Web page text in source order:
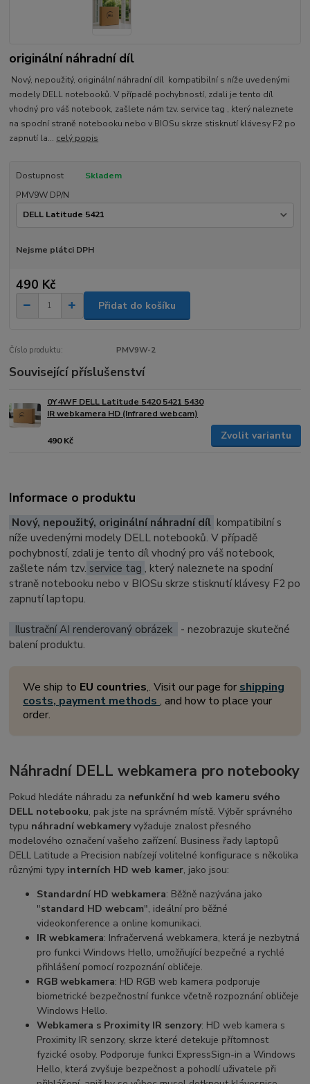
originální náhradní díl
Nový, nepoužitý, originální náhradní díl kompatibilní s níže uvedenými
modely DELL notebooků. V případě pochybností, zdali je tento díl
vhodný pro váš notebook, zašlete nám tzv. service tag , který naleznete
na spodní straně notebooku nebo v BIOSu skrze stisknutí klávesy F2 po
zapnutí la... celý popis
Dostupnost
Skladem
PMV9W DP/N
Nejsme plátci DPH
490 Kč
Přidat do košíku
Číslo produktu: PMV9W-2
Související příslušenství
0Y4WF DELL Latitude 5420 5421 5430
IR webkamera HD (Infrared webcam)
490 Kč Zvolit variantu
Informace o produktu
Nový, nepoužitý, originální náhradní díl kompatibilní s
níže uvedenými modely DELL notebooků. V případě
pochybností, zdali je tento díl vhodný pro váš notebook,
zašlete nám tzv. service tag , který naleznete na spodní
straně notebooku nebo v BIOSu skrze stisknutí klávesy F2 po
zapnutí laptopu.
Ilustrační AI renderovaný obrázek
- nezobrazuje skutečné
balení produktu.
We ship to EU countries,. Visit our page for shipping
costs, payment methods, and how to place your
order.
Náhradní DELL webkamera pro notebooky
Pokud hledáte náhradu za nefunkční hd web kameru svého
DELL notebooku, pak jste na správném místě. Výběr správného
typu náhradní webkameryvyžaduje znalost přesného
modelového označení vašeho zařízení. Business řady laptopů
DELL Latitude a Precision nabízejí volitelné konfigurace s několika
různými typy interních HD web kamer, jako jsou:
Standardní HD webkamera: Běžně nazývána jako
"standard HD webcam", ideální pro běžné
videokonference a online komunikaci.
IR webkamera: Infračervená webkamera, která je nezbytná
pro funkci Windows Hello, umožňující bezpečné a rychlé
přihlášení pomocí rozpoznání obličeje.
RGB webkamera: HD RGB web kamera podporuje
biometrické bezpečnostní funkce včetně rozpoznání obličeje
Windows Hello.
Webkamera s Proximity IR senzory: HD web kamera s
Proximity IR senzory, skrze které detekuje přítomnost
fyzické osoby. Podporuje funkci ExpressSign-in a Windows
Hello, která zvyšuje bezpečnost a pohodlí uživatele při